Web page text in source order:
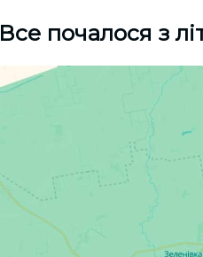
Все почалося з